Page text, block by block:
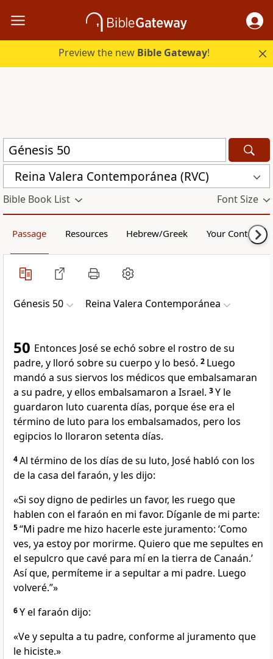
Preview the new Bible Gateway!
Reina Valera Contemporánea (RVC)
Bible Book List Font Size
Passage Resources Hebrew/Greek Your Content
Génesis 50 Reina Valera Contemporánea
50 Entonces José se echó sobre el rostro de su
padre, y lloró sobre su cuerpo y lo besó. 2 Luego
mandó a sus siervos los médicos que embalsamaran
a su padre, y ellos embalsamaron a Israel. 3Y le
guardaron luto cuarenta días, porque ése era el
término de luto para los embalsamados, pero los
egipcios lo lloraron setenta días.
4Al término de los días de su luto, José habló con los
de la casa del faraón, y les dijo:
«Si soy digno de pedirles un favor, les ruego que
hablen con el faraón en mi favor. Díganle de mi parte:
5“Mi padre me hizo hacerle este juramento: ‘Como
ves, ya estoy por morirme. Quiero que me sepultes en
el sepulcro que cavé para mí en la tierra de Canaán.’
Así que, permíteme ir a sepultar a mi padre. Luego
volveré.”»
6Y el faraón dijo:
«Ve y sepulta a tu padre, conforme al juramento que
le hiciste.»